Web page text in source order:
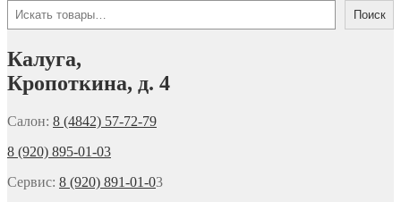
Поиск
Калуга,
Кропоткина, д. 4
Салон: 8 (4842) 57-72-79
8 (920) 895-01-03
Сервис: 8 (920) 891-01-03